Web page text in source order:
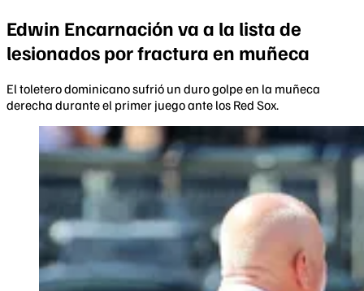
Edwin Encarnación va a la lista de
lesionados por fractura en muñeca
El toletero dominicano sufrió un duro golpe en la muñeca
derecha durante el primer juego ante los Red Sox.